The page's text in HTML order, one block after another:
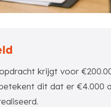
krijgt voor
dit dat er €4.000